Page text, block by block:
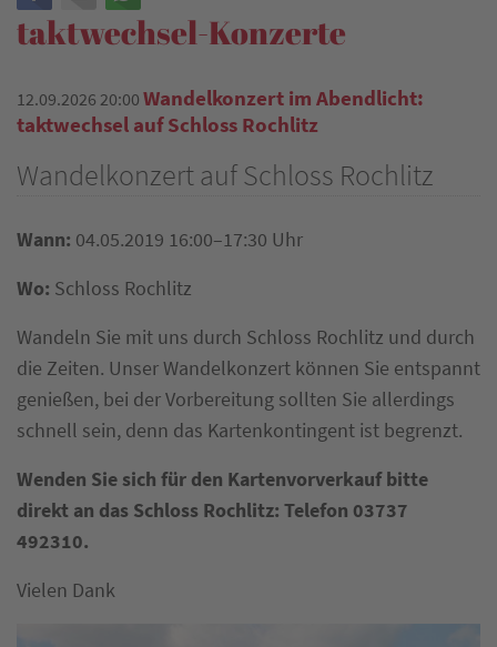
taktwechsel-Konzerte
12.09.2026 20:00 Wandelkonzert im Abendlicht:
taktwechsel auf Schloss Rochlitz
Wandelkonzert auf Schloss Rochlitz
Wann: 04.05.2019 16:00–17:30 Uhr
Wo: Schloss Rochlitz
Wandeln Sie mit uns durch Schloss Rochlitz und durch
die Zeiten. Unser Wandelkonzert können Sie entspannt
genießen, bei der Vorbereitung sollten Sie allerdings
schnell sein, denn das Kartenkontingent ist begrenzt.
Wenden Sie sich für den Kartenvorverkauf bitte
direkt an das Schloss Rochlitz: Telefon 03737
492310.
Vielen Dank